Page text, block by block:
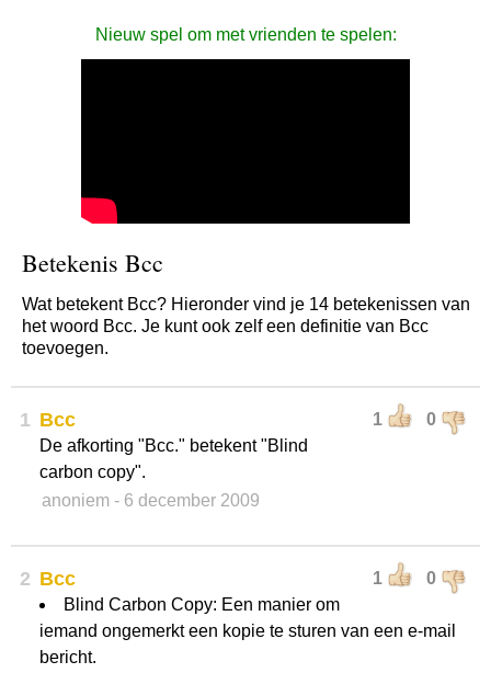
Nieuw spel om met vrienden te spelen:
Betekenis Bcc
Wat betekent Bcc? Hieronder vind je 14 betekenissen van
het woord Bcc. Je kunt ook zelf een definitie van Bcc
toevoegen.
1 1 0
Bcc
De afkorting "Bcc." betekent "Blind
carbon copy".
anoniem - 6 december 2009
2 1 0
Bcc
Blind Carbon Copy: Een manier om
iemand ongemerkt een kopie te sturen van een e-mail
bericht.